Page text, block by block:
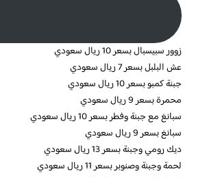
زوور سبيسبال بسعر 10 ريال سعودي
عش البلبل بسعر 7 ريال سعودي
جبنة كمبو بسعر 10 ريال سعودي
محمرة بسعر 9 ريال سعودي
سبانغ مع جبنة وفطر بسعر 10 ريال سعودي
سبانغ بسعر 9 ريال سعودي
ديك رومي وجبنة بسعر 13 ريال سعودي
لحمة وجبنة وصنوبر بسعر 11 ريال سعودي